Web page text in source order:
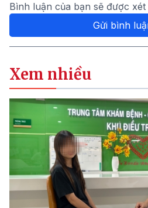
Bình luận của bạn sẽ được
Gửi bình
Xem nhiều